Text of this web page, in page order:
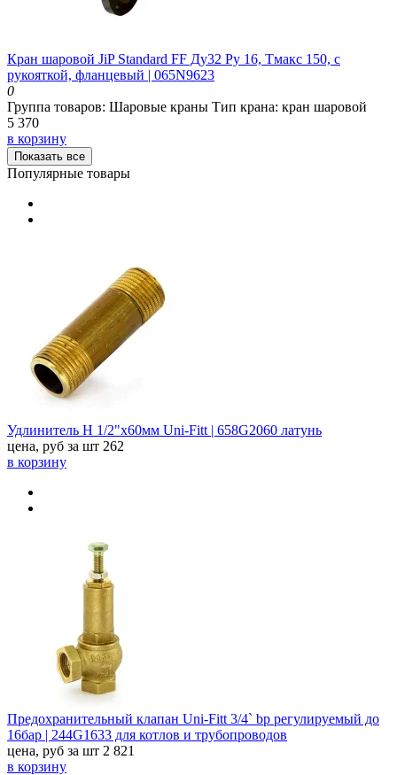
Кран шаровой JiP Standard FF Ду32 Ру 16, Тмакс 150, с
рукояткой, фланцевый | 065N9623
0
Группа товаров: Шаровые краны Тип крана: кран шаровой
5 370
в корзину
Показать все
Популярные товары
Удлинитель Н 1/2"х60мм Uni-Fitt | 658G2060 латунь
цена, руб за шт 262
в корзину
Предохранительный клапан Uni-Fitt 3/4` bp регулируемый до
16бар | 244G1633 для котлов и трубопроводов
цена, руб за шт 2 821
в корзину